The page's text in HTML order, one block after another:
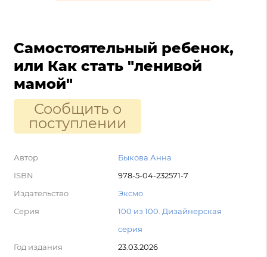
Самостоятельный ребенок,
или Как стать "ленивой
мамой"
Сообщить о
поступлении
Автор
Быкова Анна
ISBN
978-5-04-232571-7
Издательство
Эксмо
Серия
100 из 100. Дизайнерская
серия
Год издания
23.03.2026